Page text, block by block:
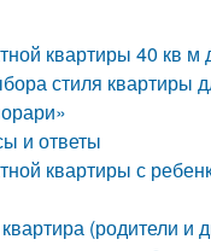
квартиры 40 кв
стиля квартиры
и ответы
квартиры с
(родители и